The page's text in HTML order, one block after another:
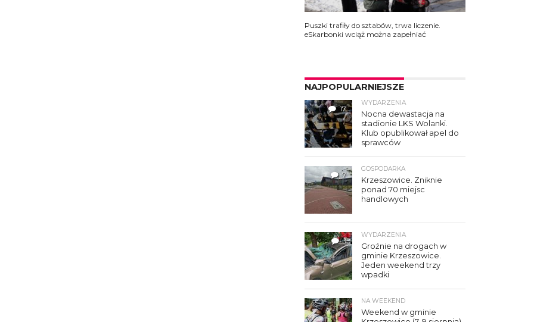
Puszki trafiły do sztabów, trwa liczenie.
eSkarbonki wciąż można zapełniać
NAJPOPULARNIEJSZE
17
WYDARZENIA
Nocna dewastacja na
stadionie LKS Wolanki.
Klub opublikował apel do
sprawców
7
GOSPODARKA
Krzeszowice. Zniknie
ponad 70 miejsc
handlowych
3
WYDARZENIA
Groźnie na drogach w
gminie Krzeszowice.
Jeden weekend trzy
wpadki
NA WEEKEND
Weekend w gminie